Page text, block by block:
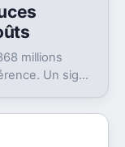
millions
Un signal